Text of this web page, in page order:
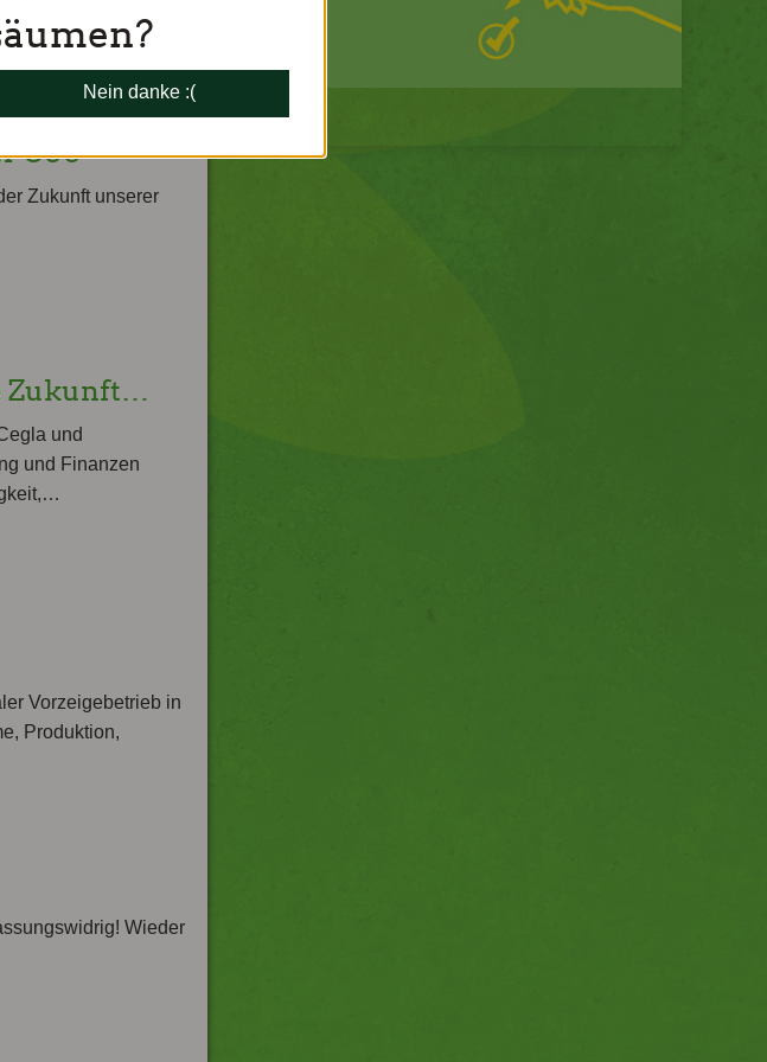
CSU
Zukunft unserer
Zukunft…
und
und Finanzen
Vorzeigebetrieb in
Produktion,
Wieder
Nein danke :(